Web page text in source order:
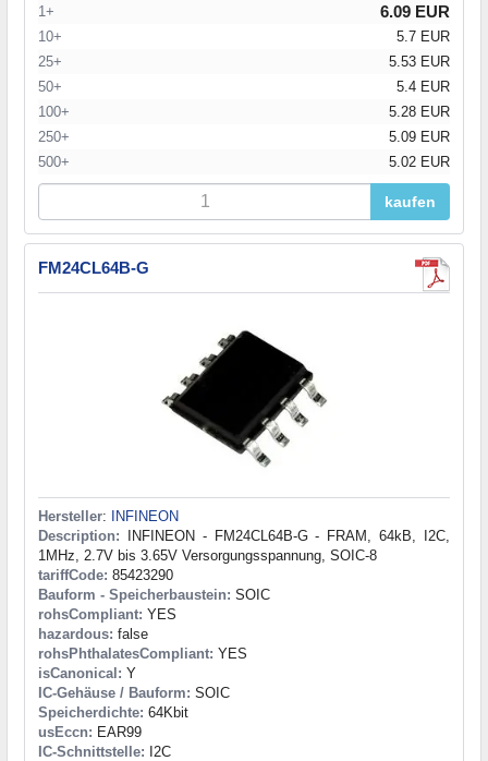
1+ 6.09 EUR
10+
5.7 EUR
25+
5.53 EUR
50+
5.4 EUR
100+
5.28 EUR
250+
5.09 EUR
500+
5.02 EUR
kaufen
FM24CL64B-G
Hersteller:
INFINEON
Description: INFINEON - FM24CL64B-G - FRAM, 64kB, I2C,
1MHz, 2.7V bis 3.65V Versorgungsspannung, SOIC-8
tariffCode: 85423290
Bauform - Speicherbaustein: SOIC
rohsCompliant: YES
hazardous: false
rohsPhthalatesCompliant: YES
isCanonical: Y
IC-Gehäuse / Bauform: SOIC
Speicherdichte: 64Kbit
usEccn: EAR99
IC-Schnittstelle: I2C